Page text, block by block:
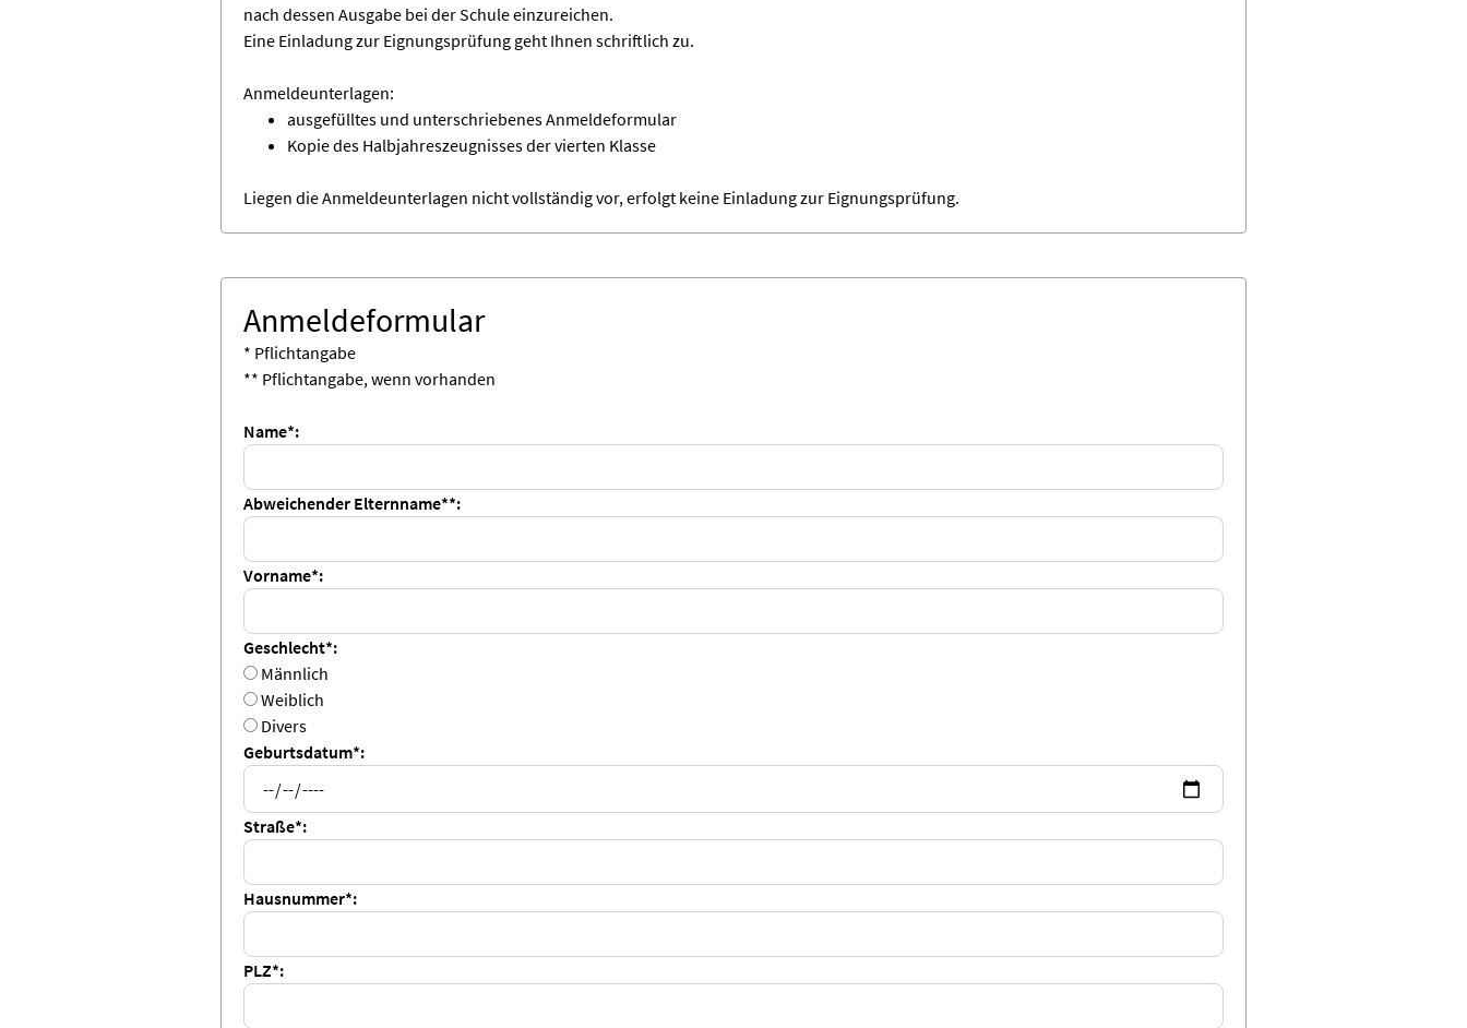
nach dessen Ausgabe bei der Schule einzureichen.
Eine Einladung zur Eignungsprüfung geht Ihnen schriftlich zu.
Anmeldeunterlagen:
ausgefülltes und unterschriebenes Anmeldeformular
Kopie des Halbjahreszeugnisses der vierten Klasse
Liegen die Anmeldeunterlagen nicht vollständig vor, erfolgt keine Einladung zur Eignungsprüfung.
Anmeldeformular
* Pflichtangabe
** Pflichtangabe, wenn vorhanden
Name*:
Abweichender Elternname**:
Vorname*:
Geschlecht*:
Männlich
Weiblich
Divers
Geburtsdatum*:
Straße*:
Hausnummer*:
PLZ*: